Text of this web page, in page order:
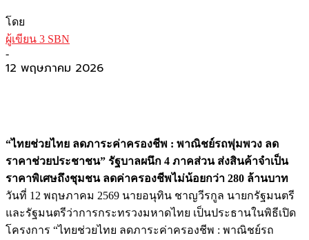
โดย
ผู้เขียน 3 SBN
-
12 พฤษภาคม 2026
“ไทยช่วยไทย ลดภาระค่าครองชีพ : พาณิชย์รถพุ่มพวง ลด
ราคาช่วยประชาชน” รัฐบาลผนึก 4 ภาคส่วน ส่งสินค้าจำเป็น
ราคาพิเศษถึงชุมชน ลดค่าครองชีพไม่น้อยกว่า 280 ล้านบาท
วันที่ 12 พฤษภาคม 2569 นายอนุทิน ชาญวีรกูล นายกรัฐมนตรี
และรัฐมนตรีว่าการกระทรวงมหาดไทย เป็นประธานในพิธีเปิด
โครงการ “ไทยช่วยไทย ลดภาระค่าครองชีพ : พาณิชย์รถ